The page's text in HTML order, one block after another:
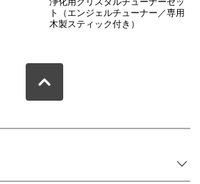
ト（エンジェルチューナー／専用
木製スティック付き）